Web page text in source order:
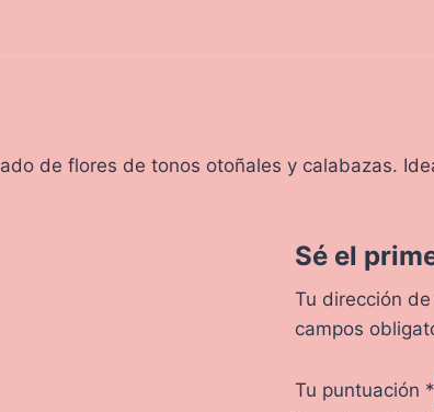
de flores de tonos otoñales y calabazas.
Sé el
Tu dirección
campos
Tu puntuación *